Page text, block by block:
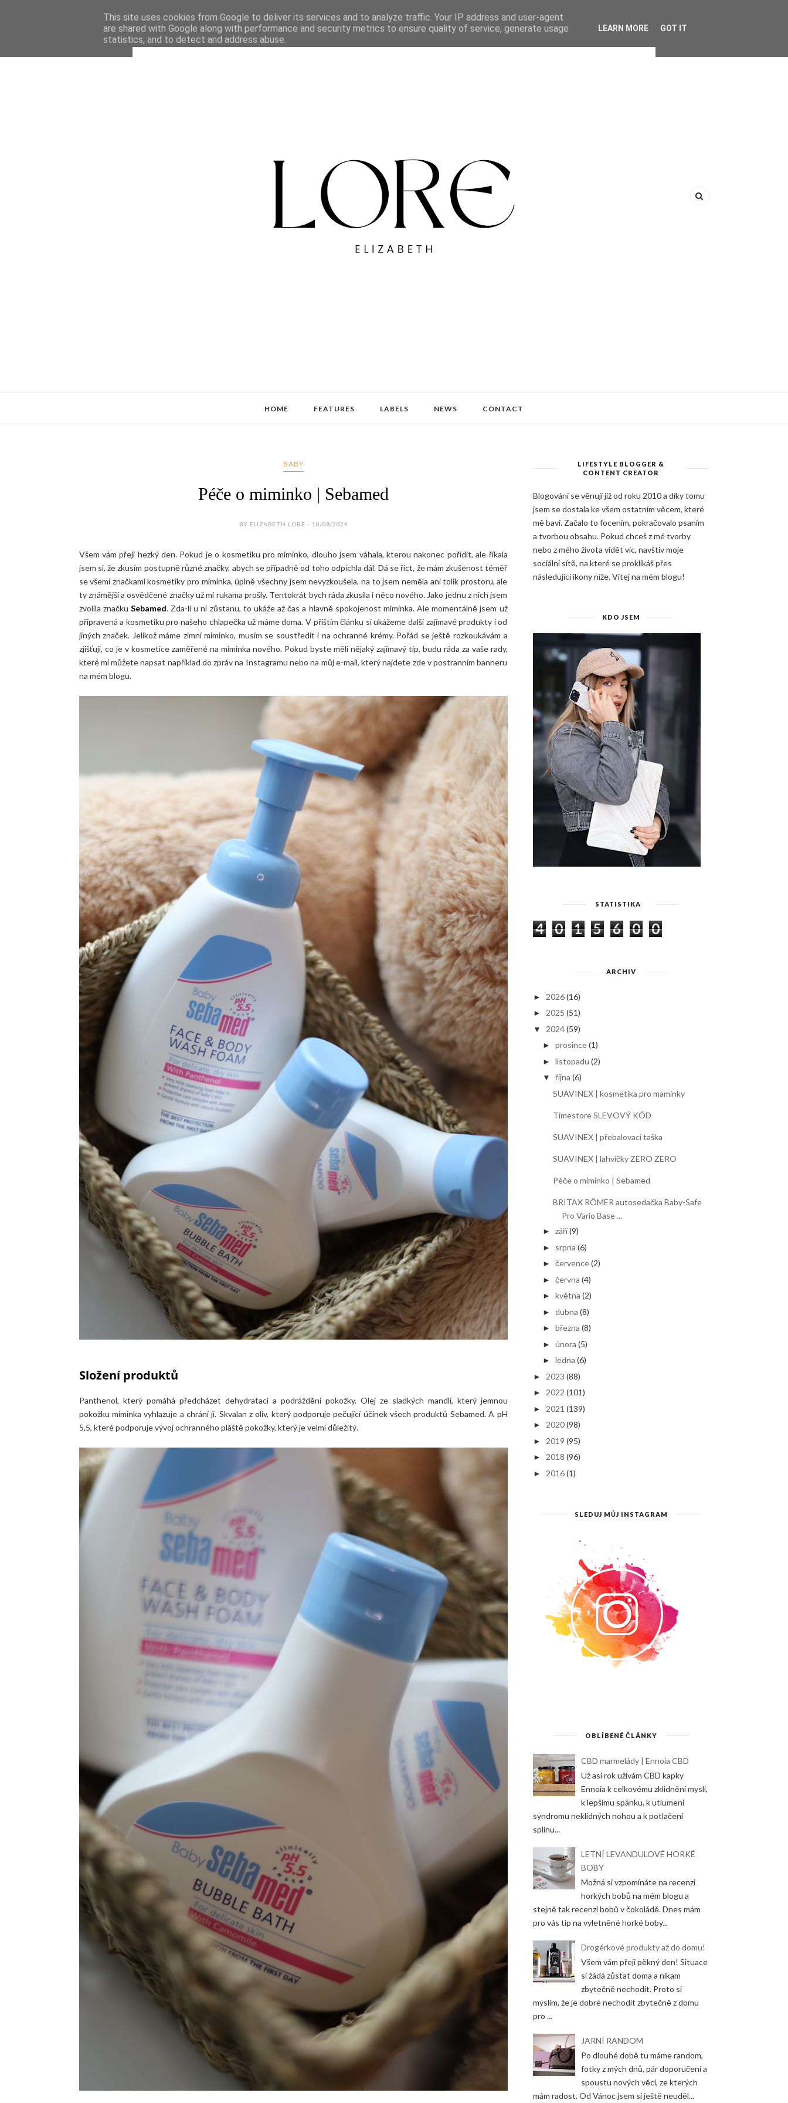
HOME FEATURES LABELS NEWS CONTACT
BABY
Péče o miminko | Sebamed
BY ELIZABETH LORE - 10/08/2024
Všem vám přeji hezký den. Pokud je o kosmetiku pro miminko, dlouho jsem váhala, kterou nakonec pořídit, ale říkala
jsem si, že zkusím postupně různé značky, abych se případně od toho odpíchla dál. Dá se říct, že mám zkušenost téměř
se všemi značkami kosmetiky pro miminka, úplně všechny jsem nevyzkoušela, na to jsem neměla ani tolik prostoru, ale
ty známější a osvědčené značky už mi rukama prošly. Tentokrát bych ráda zkusila i něco nového. Jako jednu z nich jsem
zvolila značku Sebamed. Zda-li u ní zůstanu, to ukáže až čas a hlavně spokojenost miminka. Ale momentálně jsem už
připravená a kosmetiku pro našeho chlapečka už máme doma. V příštím článku si ukážeme další zajímavé produkty i od
jiných značek. Jelikož máme zimní miminko, musím se soustředit i na ochranné krémy. Pořád se ještě rozkoukávám a
zjišťuji, co je v kosmetice zaměřené na miminka nového. Pokud byste měli nějaký zajímavý tip, budu ráda za vaše rady,
které mi můžete napsat například do zpráv na Instagramu nebo na můj e-mail, který najdete zde v postranním banneru
na mém blogu.
Složení produktů
Panthenol, který pomáhá předcházet dehydrataci a podráždění pokožky. Olej ze sladkých mandlí, který jemnou
pokožku miminka vyhlazuje a chrání ji. Skvalan z oliv, který podporuje pečující účinek všech produktů Sebamed. A pH
5,5, které podporuje vývoj ochranného pláště pokožky, který je velmi důležitý.
LIFESTYLE BLOGGER &
CONTENT CREATOR
Blogování se věnuji již od roku 2010 a díky tomu
jsem se dostala ke všem ostatním věcem, které
mě baví. Začalo to focením, pokračovalo psaním
a tvorbou obsahu. Pokud chceš z mé tvorby
nebo z mého života vidět víc, navštiv moje
sociální sítě, na které se proklikáš přes
následující ikony níže. Vítej na mém blogu!
KDO JSEM
STATISTIKA
4 0 1 5 6 0 0
ARCHIV
► 2026 (16)
► 2025 (51)
▼ 2024 (59)
►prosince(1)
►listopadu (2)
▼ října (6)
SUAVINEX | kosmetika pro maminky
Timestore SLEVOVÝ KÓD
SUAVINEX | přebalovací taška
SUAVINEX | lahvičky ZERO ZERO
Péče o miminko | Sebamed
BRITAX RÖMER autosedačka Baby-Safe
Pro Vario Base ...
►září(9)
► srpna (6)
►července(2)
►června (4)
►května (2)
►dubna (8)
►března (8)
►února (5)
►ledna (6)
► 2023 (88)
► 2022 (101)
► 2021 (139)
► 2020 (98)
► 2019 (95)
► 2018 (96)
► 2016 (1)
SLEDUJ MŮJ INSTAGRAM
OBLÍBENÉ ČLÁNKY
CBD marmelády | Ennoia CBD
Už asi rok užívám CBD kapky
Ennoia k celkovému zklidnění mysli,
k lepšímu spánku, k utlumení
syndromu neklidných nohou a k potlačení
splínu...
LETNÍ LEVANDULOVÉ HORKÉ
BOBY
Možná si vzpomínáte na recenzi
horkých bobů na mém blogu a
stejně tak recenzi bobů v čokoládě. Dnes mám
pro vás tip na vyletněné horké boby...
Drogérkové produkty až do domu!
Všem vám přeji pěkný den! Situace
si žádá zůstat doma a nikam
zbytečně nechodit. Proto si
myslím, že je dobré nechodit zbytečně z domu
pro ...
JARNÍ RANDOM
Po dlouhé době tu máme random,
fotky z mých dnů, pár doporučení a
spoustu nových věcí, ze kterých
mám radost. Od Vánoc jsem si ještě neuděl...
This site uses cookies from Google to deliver its services and to analyze traffic. Your IP address and user-agent
are shared with Google along with performance and security metrics to ensure quality of service, generate usage
statistics, and to detect and address abuse.
LEARN MORE GOT IT